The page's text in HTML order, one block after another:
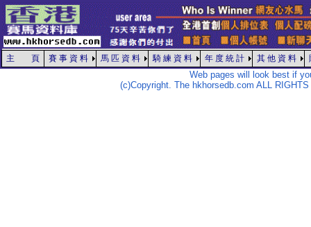
主 頁 賽 事 資 料 馬 匹 資 料 騎 練 資 料 年 度 統 計 其 他 資 料
Web pages will look best if
(c)Copyright. The hkhorsedb.com ALL